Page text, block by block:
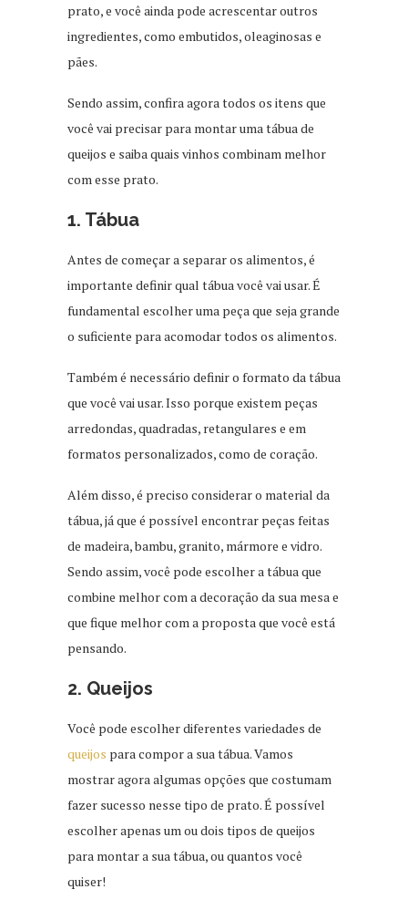
prato, e você ainda pode acrescentar outros
ingredientes, como embutidos, oleaginosas e
pães.
Sendo assim, confira agora todos os itens que
você vai precisar para montar uma tábua de
queijos e saiba quais vinhos combinam melhor
com esse prato.
1. Tábua
Antes de começar a separar os alimentos, é
importante definir qual tábua você vai usar. É
fundamental escolher uma peça que seja grande
o suficiente para acomodar todos os alimentos.
Também é necessário definir o formato da tábua
que você vai usar. Isso porque existem peças
arredondas, quadradas, retangulares e em
formatos personalizados, como de coração.
Além disso, é preciso considerar o material da
tábua, já que é possível encontrar peças feitas
de madeira, bambu, granito, mármore e vidro.
Sendo assim, você pode escolher a tábua que
combine melhor com a decoração da sua mesa e
que fique melhor com a proposta que você está
pensando.
2. Queijos
Você pode escolher diferentes variedades de
queijos para compor a sua tábua. Vamos
mostrar agora algumas opções que costumam
fazer sucesso nesse tipo de prato. É possível
escolher apenas um ou dois tipos de queijos
para montar a sua tábua, ou quantos você
quiser!